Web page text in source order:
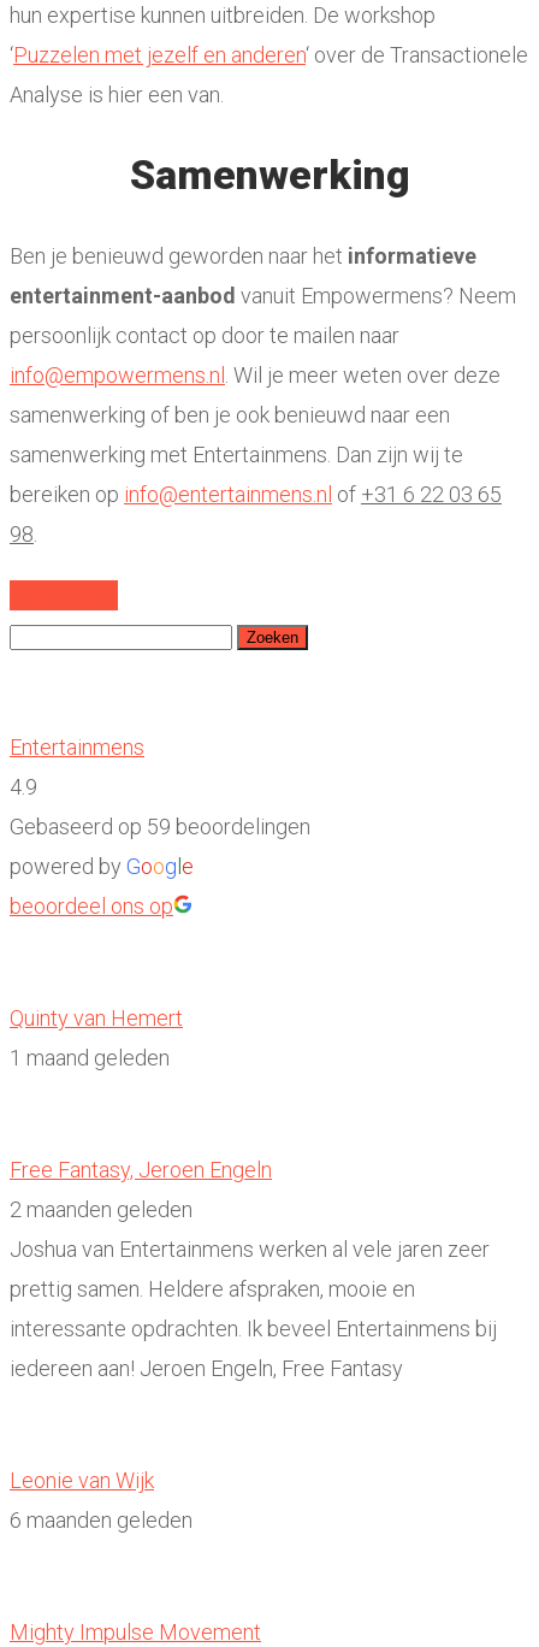
hun expertise kunnen uitbreiden. De workshop
‘Puzzelen met jezelf en anderen‘ over de Transactionele
Analyse is hier een van.
Samenwerking
Ben je benieuwd geworden naar het informatieve
entertainment-aanbod vanuit Empowermens? Neem
persoonlijk contact op door te mailen naar
info@empowermens.nl . Wil je meer weten over deze
samenwerking of ben je ook benieuwd naar een
samenwerking met Entertainmens. Dan zijn wij te
bereiken op info@entertainmens.nl of +31 6 22 03 65
98.
Zoeken
Entertainmens
4.9
Gebaseerd op 59 beoordelingen
powered by Goog e
beoordeel ons op
Quinty van Hemert
1 maand geleden
Free Fantasy, Jeroen Engeln
2 maanden geleden
Joshua van Entertainmens werken al vele jaren zeer
prettig samen. Heldere afspraken, mooie en
interessante opdrachten. Ik beveel Entertainmens bij
iedereen aan! Jeroen Engeln, Free Fantasy
Leonie van Wijk
6 maanden geleden
Mighty Impulse Movement